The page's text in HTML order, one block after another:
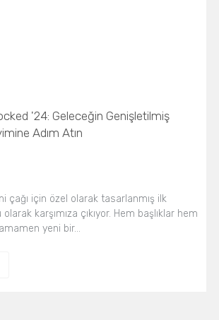
'24: Geleceğin Genişletilmiş
Adım Atın
çağı için özel olarak tasarlanmış ilk
karşımıza çıkıyor. Hem başlıklar hem
yeni bir…